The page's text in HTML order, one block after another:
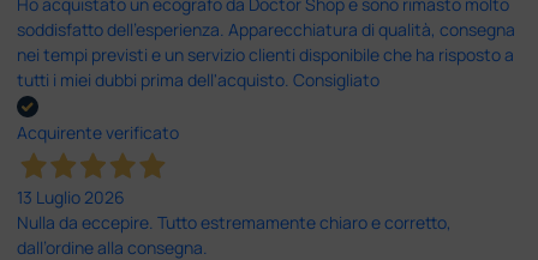
soddisfatto dell'esperienza. Apparecchiatura di qualità, consegna
nei tempi previsti e un servizio clienti disponibile che ha risposto a
tutti i miei dubbi prima dell'acquisto. Consigliato
Acquirente verificato
13 Luglio 2026
Nulla da eccepire. Tutto estremamente chiaro e corretto,
dall’ordine alla consegna.